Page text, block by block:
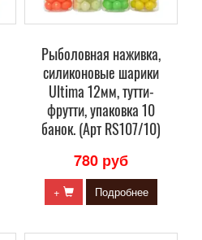
Рыболовная наживка,
силиконовые шарики
Ultima 12мм, тутти-
фрутти, упаковка 10
банок. (Арт RS107/10)
780 руб
+ Подробнее